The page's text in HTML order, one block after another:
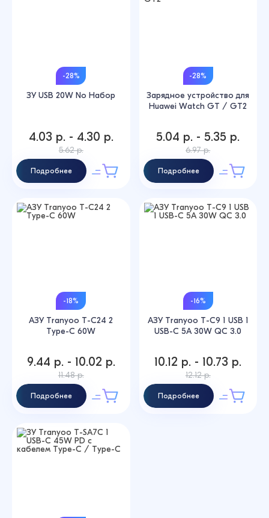
-28%
ЗУ USB 20W No Набор
4.03 р. - 4.30 р.
5.62 р.
Подробнее
-28%
Зарядное устройство для
Huawei Watch GT / GT2
5.04 р. - 5.35 р.
6.97 р.
Подробнее
-18%
АЗУ Tranyoo T-C24 2
Type-C 60W
9.44 р. - 10.02 р.
11.48 р.
Подробнее
-16%
АЗУ Tranyoo T-C9 1 USB 1
USB-C 5A 30W QC 3.0
10.12 р. - 10.73 р.
12.12 р.
Подробнее